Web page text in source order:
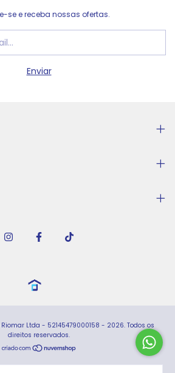
se e receba nossas ofertas.
Ltda - 52145479000158 - 2026. Todos os
direitos reservados.